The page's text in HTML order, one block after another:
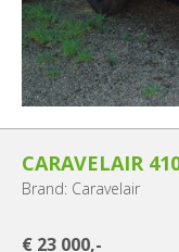
CARAVELAIR
Brand: Caravelair
€ 23 000,-